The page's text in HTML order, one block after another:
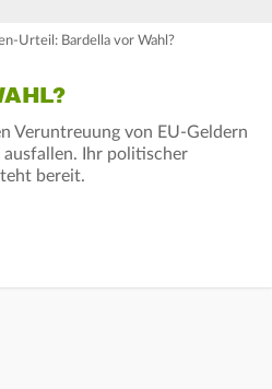
Urteil: Bardella vor Wahl?
Veruntreuung von EU-Geldern
Ihr politischer
bereit.